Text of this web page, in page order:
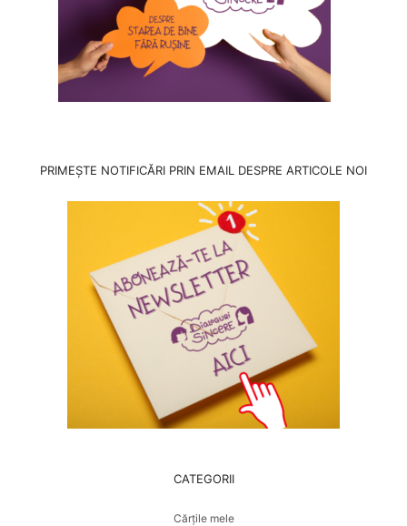
PRIMEȘTE NOTIFICĂRI PRIN EMAIL DESPRE ARTICOLE NOI
CATEGORII
Cărțile mele